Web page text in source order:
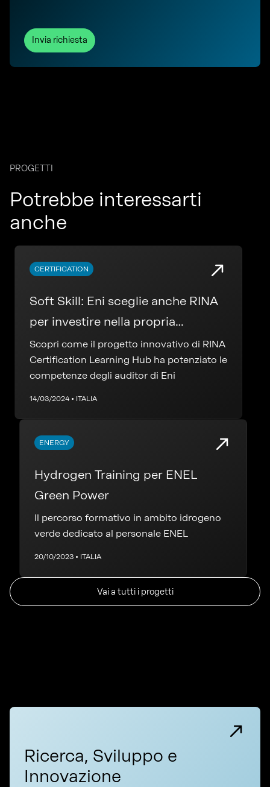
Invia richiesta
PROGETTI
Potrebbe interessarti
anche
CERTIFICATION
Soft Skill: Eni sceglie anche RINA
per investire nella propria
formazione
Scopri come il progetto innovativo di RINA
Certification Learning Hub ha potenziato le
competenze degli auditor di Eni
14/03/2024 • ITALIA
ENERGY
Hydrogen Training per ENEL
Green Power
Il percorso formativo in ambito idrogeno
verde dedicato al personale ENEL
20/10/2023 • ITALIA
Vai a tutti i progetti
Ricerca, Sviluppo e
Innovazione